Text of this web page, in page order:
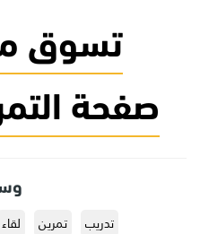
تسوق
صفحة
تدريب تمرين لقاء